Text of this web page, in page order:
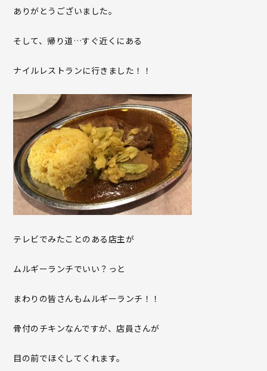
ありがとうございました。
そして、帰り道…すぐ近くにある
ナイルレストランに行きました！！
テレビでみたことのある店主が
ムルギーランチでいい？っと
まわりの皆さんもムルギーランチ！！
骨付のチキンなんですが、店員さんが
目の前でほぐしてくれます。